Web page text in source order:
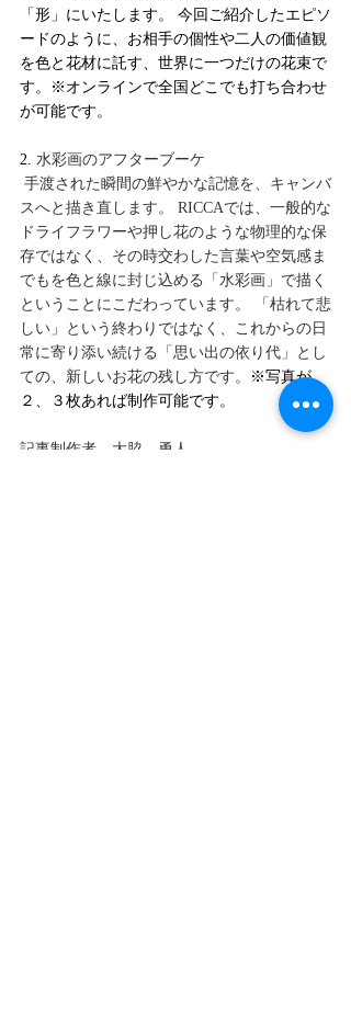
「形」にいたします。 今回ご紹介したエピソ
ードのように、お相手の個性や二人の価値観
を色と花材に託す、世界に一つだけの花束で
す。※オンラインで全国どこでも打ち合わせ
が可能です。
2. 水彩画のアフターブーケ
スへと描き直します。 RICCAでは、一般的な
ドライフラワーや押し花のような物理的な保
存ではなく、その時交わした言葉や空気感ま
でもを色と線に封じ込める「水彩画」で描く
ということにこだわっています。 「枯れて悲
しい」という終わりではなく、これからの日
常に寄り添い続ける「思い出の依り代」とし
ての、新しいお花の残し方です。
※写真が
２、３枚あれば制作可能です。
記事制作者　大脇　勇人